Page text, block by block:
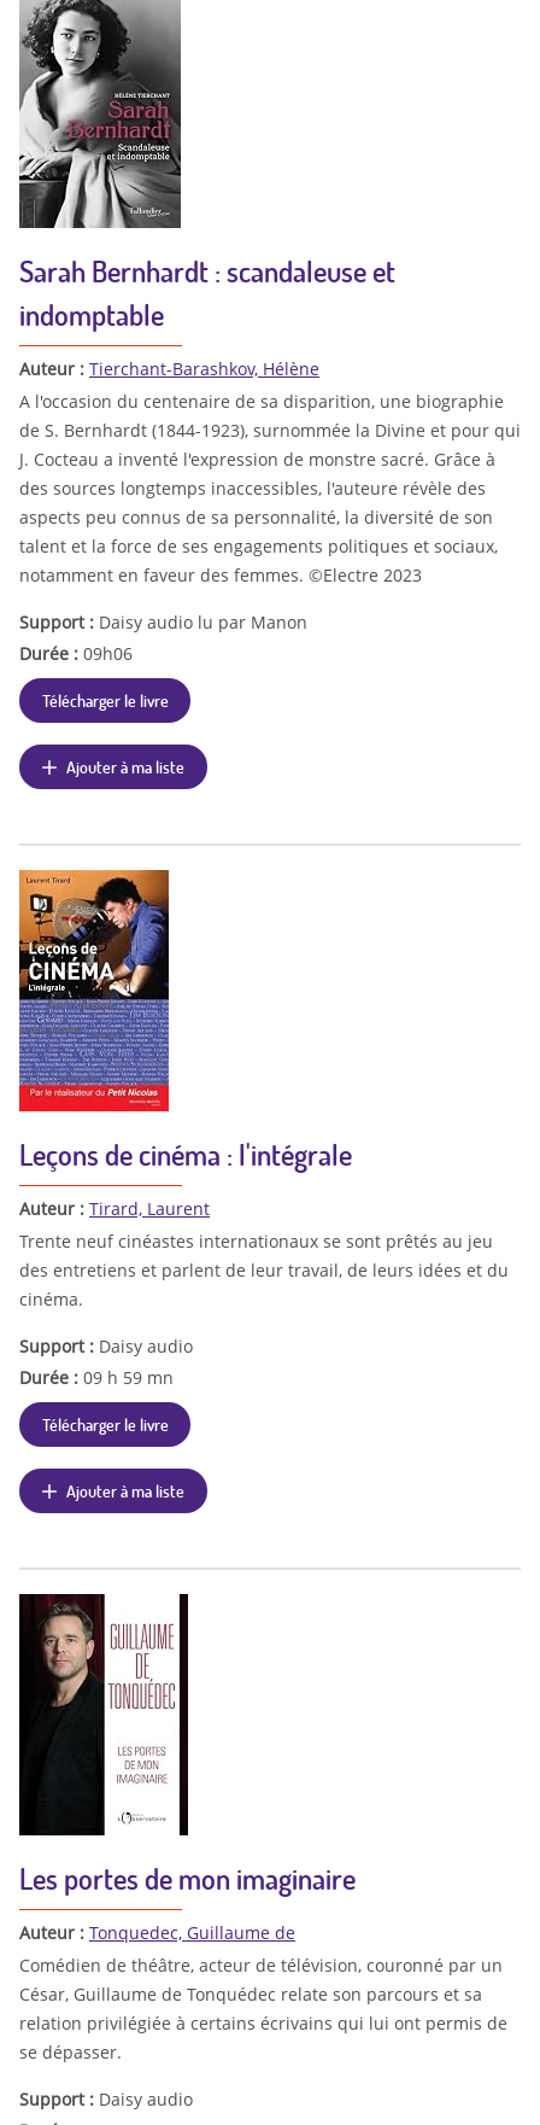
Sarah Bernhardt : scandaleuse et
indomptable
Auteur : Tierchant-Barashkov, Hélène
A l'occasion du centenaire de sa disparition, une biographie
de S. Bernhardt (1844-1923), surnommée la Divine et pour qui
J. Cocteau a inventé l'expression de monstre sacré. Grâce à
des sources longtemps inaccessibles, l'auteure révèle des
aspects peu connus de sa personnalité, la diversité de son
talent et la force de ses engagements politiques et sociaux,
notamment en faveur des femmes. ©Electre 2023
Support : Daisy audio lu par Manon
Durée : 09h06
Télécharger le livre
Ajouter à ma liste
Leçons de cinéma : l'intégrale
Auteur : Tirard, Laurent
Trente neuf cinéastes internationaux se sont prêtés au jeu
des entretiens et parlent de leur travail, de leurs idées et du
cinéma.
Support : Daisy audio
Durée : 09 h 59 mn
Télécharger le livre
Ajouter à ma liste
Les portes de mon imaginaire
Auteur : Tonquedec, Guillaume de
Comédien de théâtre, acteur de télévision, couronné par un
César, Guillaume de Tonquédec relate son parcours et sa
relation privilégiée à certains écrivains qui lui ont permis de
se dépasser.
Support : Daisy audio